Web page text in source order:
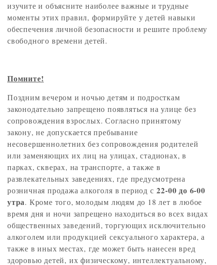
изучите и объясните наиболее важные и трудные
моменты этих правил, формируйте у детей навыки
обеспечения личной безопасности и решите проблему
свободного времени детей.
Помните!
Поздним вечером и ночью детям и подросткам
законодательно запрещено появляться на улице без
сопровождения взрослых. Согласно принятому
закону, не допускается пребывание
несовершеннолетних без сопровождения родителей
или заменяющих их лиц на улицах, стадионах, в
парках, скверах, на транспорте, а также в
развлекательных заведениях, где предусмотрена
розничная продажа алкоголя в период с22-00 до 6-00
утра. Кроме того, молодым людям до 18 лет в любое
время дня и ночи запрещено находиться во всех видах
общественных заведений, торгующих исключительно
алкоголем или продукцией сексуального характера, а
также в иных местах, где может быть нанесен вред
здоровью детей, их физическому, интеллектуальному,